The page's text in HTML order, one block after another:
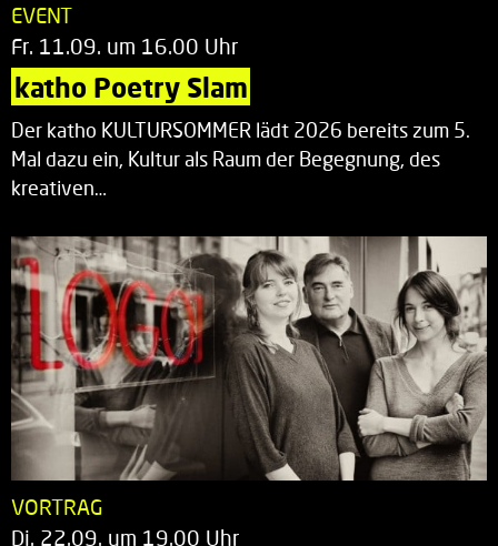
EVENT
Fr. 11.09. um 16.00 Uhr
katho Poetry Slam
Der katho KULTURSOMMER lädt 2026 bereits zum 5.
Mal dazu ein, Kultur als Raum der Begegnung, des
kreativen…
VORTRAG
Di. 22.09. um 19.00 Uhr